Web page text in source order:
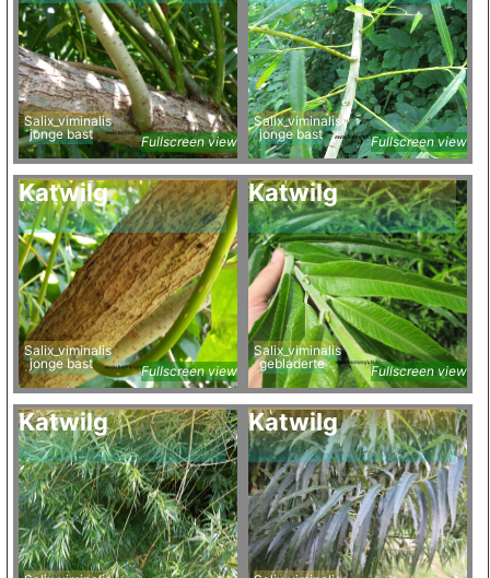
Salix_viminalis
jonge bast
Fullscreen view
Salix_viminalis
jonge bast
Fullscreen view
Katwilg
Salix_viminalis
jonge bast
Fullscreen view
Katwilg
Salix_viminalis
gebladerte
Fullscreen view
Katwilg Katwilg